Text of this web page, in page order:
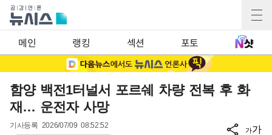
메인 랭킹 섹션 포토
함양 백전1터널서 포르쉐 차량 전복 후 화
재… 운전자 사망
기사등록 2026/07/09 08:52:52
가가